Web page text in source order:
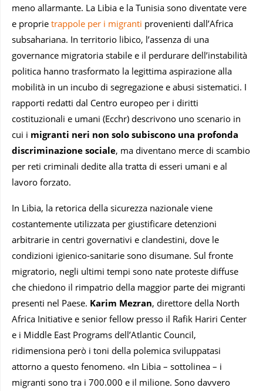
meno allarmante. La Libia e la Tunisia sono diventate vere
e proprie trappole per i migranti provenienti dall’Africa
subsahariana. In territorio libico, l’assenza di una
governance migratoria stabile e il perdurare dell’instabilità
politica hanno trasformato la legittima aspirazione alla
mobilità in un incubo di segregazione e abusi sistematici. I
rapporti redatti dal Centro europeo per i diritti
costituzionali e umani (Ecchr) descrivono uno scenario in
cui i migranti neri non solo subiscono una profonda
discriminazione sociale, ma diventano merce di scambio
per reti criminali dedite alla tratta di esseri umani e al
lavoro forzato.
In Libia, la retorica della sicurezza nazionale viene
costantemente utilizzata per giustificare detenzioni
arbitrarie in centri governativi e clandestini, dove le
condizioni igienico-sanitarie sono disumane. Sul fronte
migratorio, negli ultimi tempi sono nate proteste diffuse
che chiedono il rimpatrio della maggior parte dei migranti
presenti nel Paese. Karim Mezran, direttore della North
Africa Initiative e senior fellow presso il Rafik Hariri Center
e i Middle East Programs dell’Atlantic Council,
ridimensiona però i toni della polemica sviluppatasi
attorno a questo fenomeno. «In Libia – sottolinea – i
migranti sono tra i 700.000 e il milione. Sono davvero